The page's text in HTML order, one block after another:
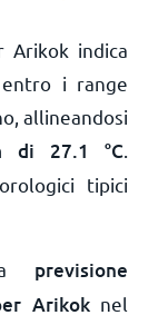
Arikok indica
i range
allineandosi
di 27.1 °C
tipici
previsione
Arikoknel